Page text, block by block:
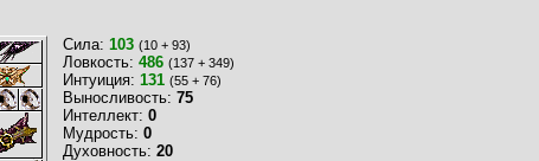
Сила: 103 (10 + 93)
Ловкость: 486 (137 + 349)
Интуиция: 131 (55 + 76)
Выносливость: 75
Интеллект: 0
Мудрость: 0
Духовность: 20